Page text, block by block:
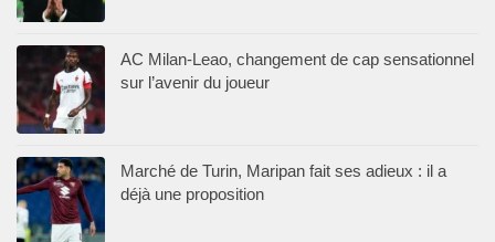
AC Milan-Leao, changement de cap sensationnel
sur l’avenir du joueur
Marché de Turin, Maripan fait ses adieux : il a
déjà une proposition